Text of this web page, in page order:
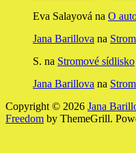
Eva Salayová na O
Jana Barillova na
S. na Stromové sídlisko
Jana Barillova na
Copyright © 2026 Jana
Freedom by ThemeGrill.